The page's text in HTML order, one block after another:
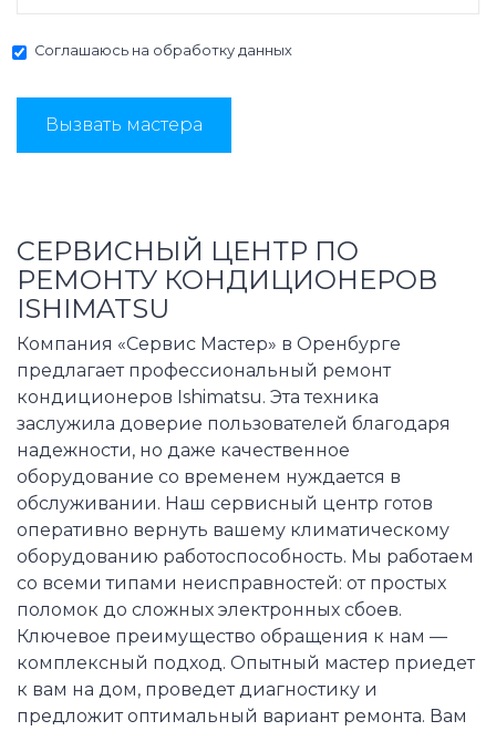
Соглашаюсь на обработку данных
Вызвать мастера
СЕРВИСНЫЙ ЦЕНТР ПО
РЕМОНТУ КОНДИЦИОНЕРОВ
ISHIMATSU
Компания «Сервис Мастер» в Оренбурге
предлагает профессиональный ремонт
кондиционеров Ishimatsu. Эта техника
заслужила доверие пользователей благодаря
надежности, но даже качественное
оборудование со временем нуждается в
обслуживании. Наш сервисный центр готов
оперативно вернуть вашему климатическому
оборудованию работоспособность. Мы работаем
со всеми типами неисправностей: от простых
поломок до сложных электронных сбоев.
Ключевое преимущество обращения к нам —
комплексный подход. Опытный мастер приедет
к вам на дом, проведет диагностику и
предложит оптимальный вариант ремонта. Вам